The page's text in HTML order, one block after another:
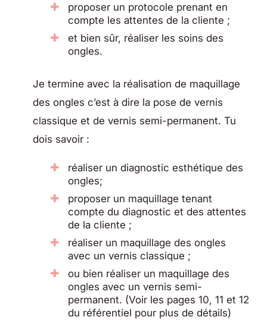
proposer un protocole prenant en
compte les attentes de la cliente ;
et bien sûr, réaliser les soins des
ongles.
Je termine avec la réalisation de maquillage
des ongles c’est à dire la pose de vernis
classique et de vernis semi-permanent. Tu
dois savoir :
réaliser un diagnostic esthétique des
ongles;
proposer un maquillage tenant
compte du diagnostic et des attentes
de la cliente ;
réaliser un maquillage des ongles
avec un vernis classique ;
ou bien réaliser un maquillage des
ongles avec un vernis semi-
permanent. (Voir les pages 10, 11 et 12
du référentiel pour plus de détails)